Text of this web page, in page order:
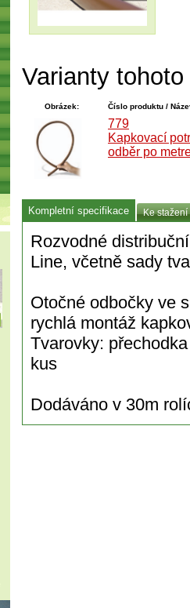
Varianty
Obrázek: Číslo produktu /
779
Kapkovací
odběr po
Kompletní specifikace Ke stažení
Rozvodné
Line, včetně sady
Otočné odbočky ve
rychlá montáž
Tvarovky:
kus
Dodáváno v 30m